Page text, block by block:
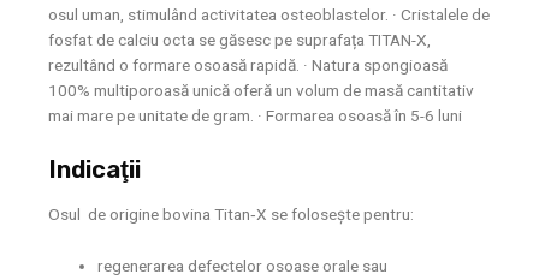
osul uman, stimulând activitatea osteoblastelor. · Cristalele de
fosfat de calciu octa se găsesc pe suprafața TITAN-X,
rezultând o formare osoasă rapidă. · Natura spongioasă
100% multiporoasă unică oferă un volum de masă cantitativ
mai mare pe unitate de gram. · Formarea osoasă în 5-6 luni
Indicaţii
Osul de origine bovina Titan‑X se foloseşte pentru:
regenerarea defectelor osoase orale sau